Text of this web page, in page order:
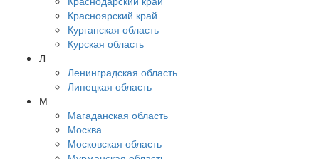
Красноярский край
Курганская область
Курская область
Л
Ленинградская область
Липецкая область
М
Магаданская область
Москва
Московская область